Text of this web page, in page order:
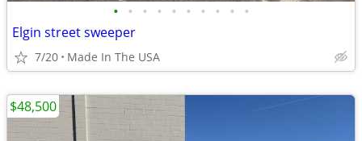
• • • • • • • • • •
Elgin street sweeper
7/20 Made In The USA
$48,500